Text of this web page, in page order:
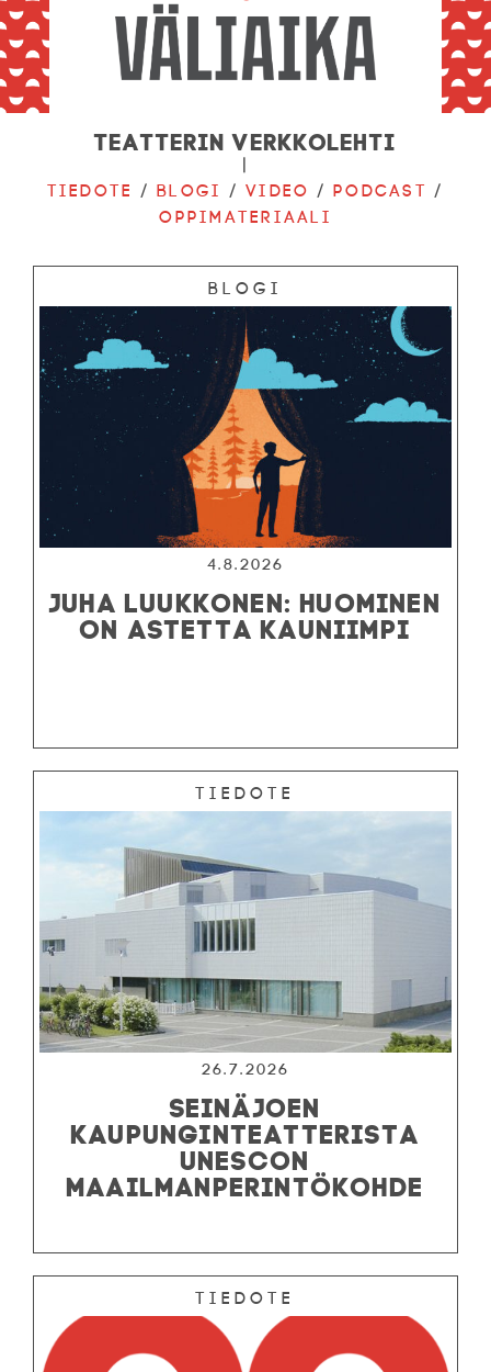
Teatterin verkkolehti
|
Tiedote /Blogi /Video /Podcast /
Oppimateriaali
Blogi
4.8.2026
JUHA LUUKKONEN: HUOMINEN
ON ASTETTA KAUNIIMPI
Tiedote
26.7.2026
SEINÄJOEN
KAUPUNGINTEATTERISTA
UNESCON
MAAILMANPERINTÖKOHDE
Tiedote